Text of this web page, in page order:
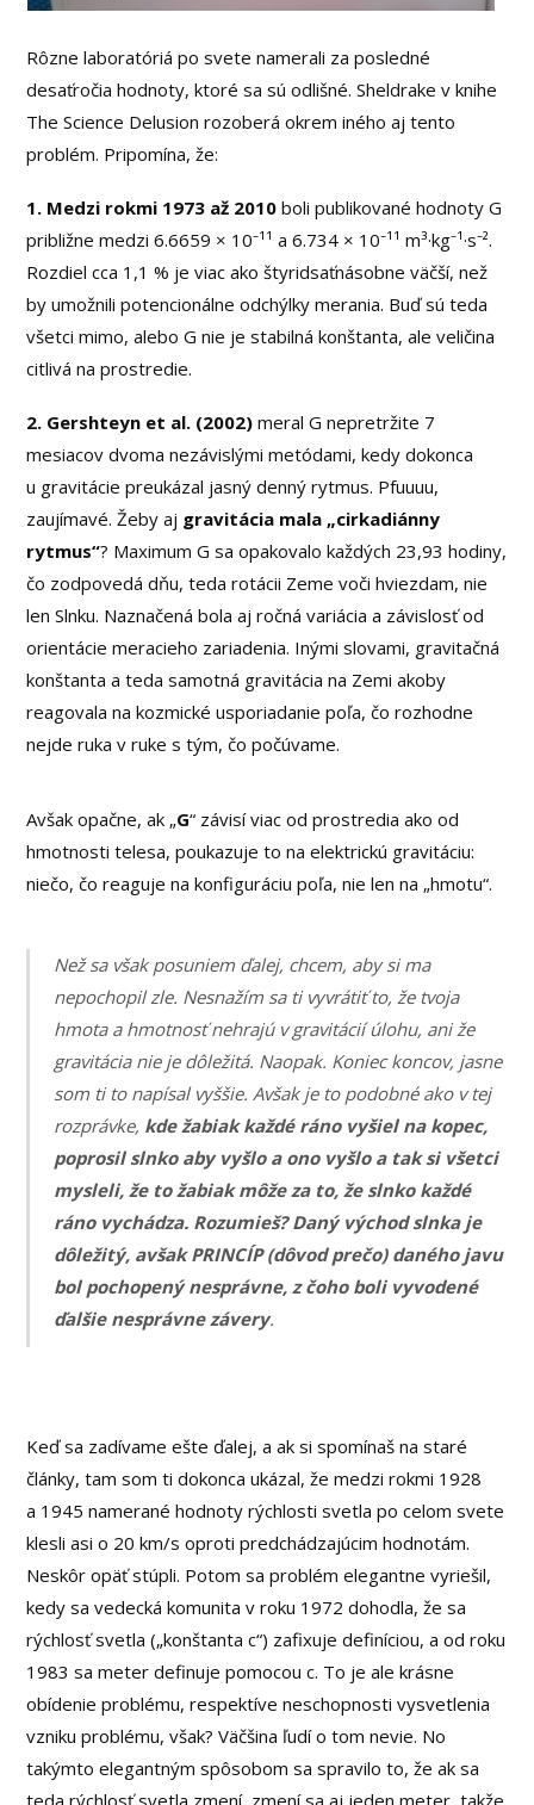
Rôzne laboratóriá po svete namerali za posledné
desaťročia hodnoty, ktoré sa sú odlišné. Sheldrake v knihe
The Science Delusion rozoberá okrem iného aj tento
problém. Pripomína, že:
1. Medzi rokmi 1973 až 2010 boli publikované hodnoty G
približne medzi 6.6659 × 10⁻¹¹ a 6.734 × 10⁻¹¹ m³·kg⁻¹·s⁻².
Rozdiel cca 1,1 % je viac ako štyridsaťnásobne väčší, než
by umožnili potencionálne odchýlky merania. Buď sú teda
všetci mimo, alebo G nie je stabilná konštanta, ale veličina
citlivá na prostredie.
2. Gershteyn et al. (2002) meral G nepretržite 7
mesiacov dvoma nezávislými metódami, kedy dokonca
u gravitácie preukázal jasný denný rytmus. Pfuuuu,
zaujímavé. Žeby aj gravitácia mala „cirkadiánny
rytmus“? Maximum G sa opakovalo každých 23,93 hodiny,
čo zodpovedá dňu, teda rotácii Zeme voči hviezdam, nie
len Slnku. Naznačená bola aj ročná variácia a závislosť od
orientácie meracieho zariadenia. Inými slovami, gravitačná
konštanta a teda samotná gravitácia na Zemi akoby
reagovala na kozmické usporiadanie poľa, čo rozhodne
nejde ruka v ruke s tým, čo počúvame.
Avšak opačne, ak „G“ závisí viac od prostredia ako od
hmotnosti telesa, poukazuje to na elektrickú gravitáciu:
niečo, čo reaguje na konfiguráciu poľa, nie len na „hmotu“.
Než sa však posuniem ďalej, chcem, aby si ma
nepochopil zle. Nesnažím sa ti vyvrátiť to, že tvoja
hmota a hmotnosť nehrajú v gravitácií úlohu, ani že
gravitácia nie je dôležitá. Naopak. Koniec koncov, jasne
som ti to napísal vyššie. Avšak je to podobné ako v tej
rozprávke, kde žabiak každé ráno vyšiel na kopec,
poprosil slnko aby vyšlo a ono vyšlo a tak si všetci
mysleli, že to žabiak môže za to, že slnko každé
ráno vychádza. Rozumieš? Daný východ slnka je
dôležitý, avšak PRINCÍP (dôvod prečo) daného javu
bol pochopený nesprávne, z čoho boli vyvodené
ďalšie nesprávne závery.
Keď sa zadívame ešte ďalej, a ak si spomínaš na staré
články, tam som ti dokonca ukázal, že medzi rokmi 1928
a 1945 namerané hodnoty rýchlosti svetla po celom svete
klesli asi o 20 km/s oproti predchádzajúcim hodnotám.
Neskôr opäť stúpli. Potom sa problém elegantne vyriešil,
kedy sa vedecká komunita v roku 1972 dohodla, že sa
rýchlosť svetla („konštanta c“) zafixuje definíciou, a od roku
1983 sa meter definuje pomocou c. To je ale krásne
obídenie problému, respektíve neschopnosti vysvetlenia
vzniku problému, však? Väčšina ľudí o tom nevie. No
takýmto elegantným spôsobom sa spravilo to, že ak sa